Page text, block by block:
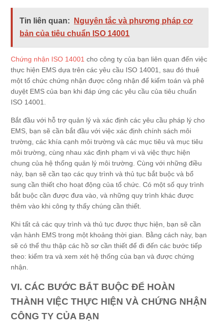
Tin liên quan:
Nguyên tắc và phương pháp cơ
bản của tiêu chuẩn ISO 14001
Chứng nhận ISO 14001 cho công ty của bạn liên quan đến việc
thực hiện EMS dựa trên các yêu cầu ISO 14001, sau đó thuê
một tổ chức chứng nhận được công nhận để kiểm toán và phê
duyệt EMS của bạn khi đáp ứng các yêu cầu của tiêu chuẩn
ISO 14001.
Bắt đầu với hỗ trợ quản lý và xác định các yêu cầu pháp lý cho
EMS, bạn sẽ cần bắt đầu với việc xác định chính sách môi
trường, các khía cạnh môi trường và các mục tiêu và mục tiêu
môi trường, cùng nhau xác định phạm vi và việc thực hiện
chung của hệ thống quản lý môi trường. Cùng với những điều
này, bạn sẽ cần tạo các quy trình và thủ tục bắt buộc và bổ
sung cần thiết cho hoạt động của tổ chức. Có một số quy trình
bắt buộc cần được đưa vào, và những quy trình khác được
thêm vào khi công ty thấy chúng cần thiết.
Khi tất cả các quy trình và thủ tục được thực hiện, bạn sẽ cần
vận hành EMS trong một khoảng thời gian. Bằng cách này, bạn
sẽ có thể thu thập các hồ sơ cần thiết để đi đến các bước tiếp
theo: kiểm tra và xem xét hệ thống của bạn và được chứng
nhận.
VI. CÁC BƯỚC BẮT BUỘC ĐỂ HOÀN
THÀNH VIỆC THỰC HIỆN VÀ CHỨNG NHẬN
CÔNG TY CỦA BẠN